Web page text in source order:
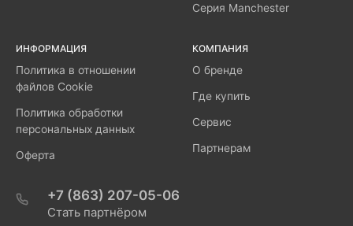
Серия Manchester
ИНФОРМАЦИЯ
Политика в отношении
файлов Cookie
Политика обработки
персональных данных
Оферта
КОМПАНИЯ
О бренде
Где купить
Сервис
Партнерам
+7 (863) 207-05-06
Стать партнёром